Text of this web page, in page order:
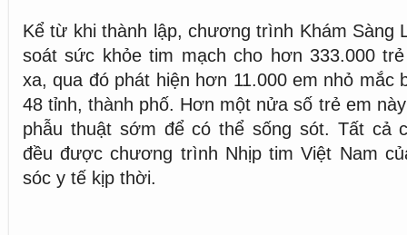
Kể từ khi thành lập, chương trình Khám Sàng
soát sức khỏe tim mạch cho hơn 333.000
xa, qua đó phát hiện hơn 11.000 em nhỏ mắc
48 tỉnh, thành phố. Hơn một nửa số trẻ em
phẫu thuật sớm để có thể sống sót. Tất cả
đều được chương trình Nhịp tim Việt Nam
sóc y tế kịp thời.